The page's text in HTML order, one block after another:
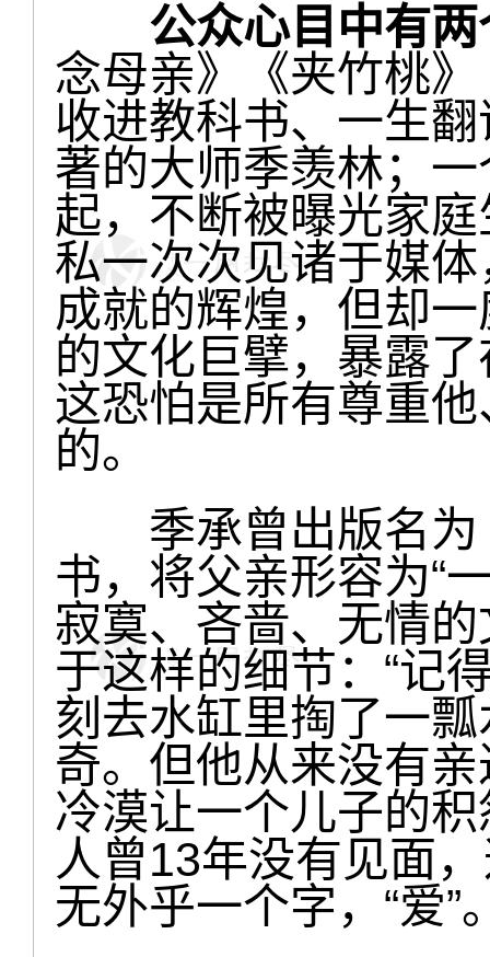
公众心目中有两
念母亲》《夹竹桃
收进教科书、一生
著的大师季羡林；
起，不断被曝光家
私一次次见诸于媒
成就的辉煌，但却
的文化巨擘，暴露
这恐怕是所有尊重
的。
季承曾出版名为
书，将父亲形容为“
寂寞、吝啬、无情
于这样的细节：“记
刻去水缸里掏了一
奇。但他从来没有
冷漠让一个儿子的
人曾13年没有见面
无外乎一个字，“爱”